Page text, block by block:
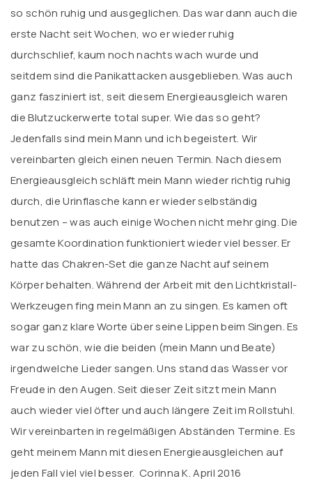
so schön ruhig und ausgeglichen. Das war dann auch die
erste Nacht seit Wochen, wo er wieder ruhig
durchschlief, kaum noch nachts wach wurde und
seitdem sind die Panikattacken ausgeblieben. Was auch
ganz fasziniert ist, seit diesem Energieausgleich waren
die Blutzuckerwerte total super. Wie das so geht?
Jedenfalls sind mein Mann und ich begeistert. Wir
vereinbarten gleich einen neuen Termin. Nach diesem
Energieausgleich schläft mein Mann wieder richtig ruhig
durch, die Urinflasche kann er wieder selbständig
benutzen – was auch einige Wochen nicht mehr ging. Die
gesamte Koordination funktioniert wieder viel besser. Er
hatte das Chakren-Set die ganze Nacht auf seinem
Körper behalten. Während der Arbeit mit den Lichtkristall-
Werkzeugen fing mein Mann an zu singen. Es kamen oft
sogar ganz klare Worte über seine Lippen beim Singen. Es
war zu schön, wie die beiden (mein Mann und Beate)
irgendwelche Lieder sangen. Uns stand das Wasser vor
Freude in den Augen. Seit dieser Zeit sitzt mein Mann
auch wieder viel öfter und auch längere Zeit im Rollstuhl.
Wir vereinbarten in regelmäßigen Abständen Termine. Es
geht meinem Mann mit diesen Energieausgleichen auf
jeden Fall viel viel besser. Corinna K. April 2016